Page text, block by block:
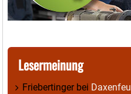
Lesermeinung
Friebertingerbei